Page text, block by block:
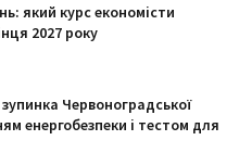
який курс економісти
2027 року
Червоноградської
енергобезпеки і тестом для